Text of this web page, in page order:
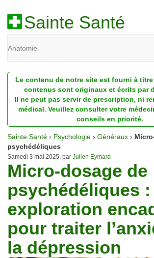
Sainte Santé
Anatomie
Diagnostic
Dossiers
Homéopathie
Nutrition
Pathologie
Psychologie
Recherches
Traitements
Le contenu de notre site est fourni à
contenus sont originaux et écrits par
Il ne peut pas servir de prescription, ni
médical. Veuillez consulter votre
conseils en priorité.
Sainte Santé › Psychologie › Généraux ›
psychédéliques
Samedi 3 mai 2025, par Julien Eymard
Micro-dosage de
psychédéliques :
exploration
pour traiter
la dépression